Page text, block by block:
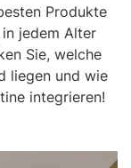
Produkte
jedem Alter
Sie, welche
liegen und wie
integrieren!